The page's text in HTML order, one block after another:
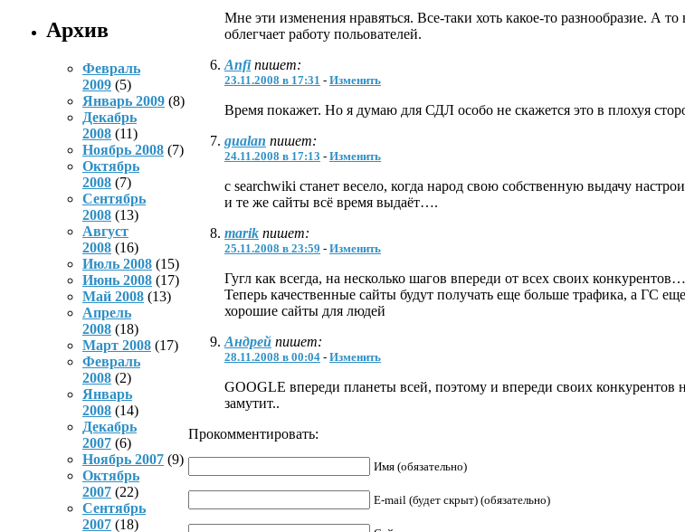
Архив
Февраль
2009 (5)
Январь 2009 (8)
Декабрь
2008 (11)
Ноябрь 2008 (7)
Октябрь
2008 (7)
Сентябрь
2008 (13)
Август
2008 (16)
Июль 2008 (15)
Июнь 2008 (17)
Май 2008 (13)
Апрель
2008 (18)
Март 2008 (17)
Февраль
2008 (2)
Январь
2008 (14)
Декабрь
2007 (6)
Ноябрь 2007 (9)
Октябрь
2007 (22)
Сентябрь
2007 (18)
Мне эти изменения нравяться. Все-таки хоть какое-то разнообразие. А
облегчает работу польователей.
Anfiпишет:
23.11.2008 в 17:31 - Изменить
Время покажет. Но я думаю для СДЛ особо не скажется это в плохуя
gualan пишет:
24.11.2008 в 17:13 - Изменить
с searchwiki станет весело, когда народ свою собственную выдачу
и те же сайты всё время выдаёт….
marik пишет:
25.11.2008 в 23:59 - Изменить
Гугл как всегда, на несколько шагов впереди от всех своих конкурентов…
Теперь качественные сайты будут получать еще больше трафика, а ГС
хорошие сайты для людей
Андрей пишет:
28.11.2008 в 00:04 - Изменить
GOOGLE впереди планеты всей, поэтому и впереди своих конкурентов
замутит..
Прокомментировать:
Имя (обязательно)
E-mail (будет скрыт) (обязательно)